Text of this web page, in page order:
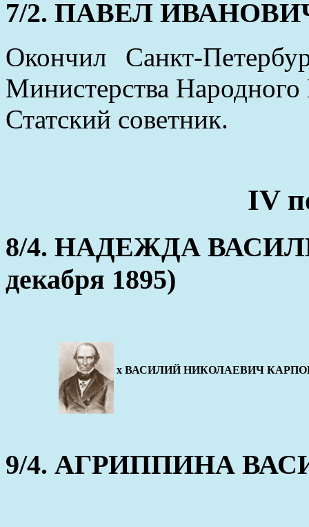
7/2. ПАВЕЛ ИВАНОВИЧ
Окончил Санкт-
Министерства
Статский советник.
IV
8/4. НАДЕЖДА
декабря 1895)
x ВАСИЛИЙ НИКОЛАЕВИЧ КАРПОВ (2
9/4. АГРИППИНА